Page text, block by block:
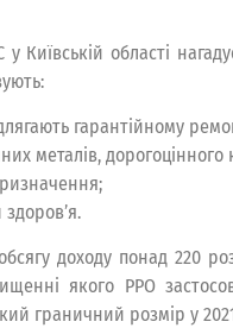
Київській області
гарантійному
металів,
доходу понад 220
якого РРО
граничний розмір у